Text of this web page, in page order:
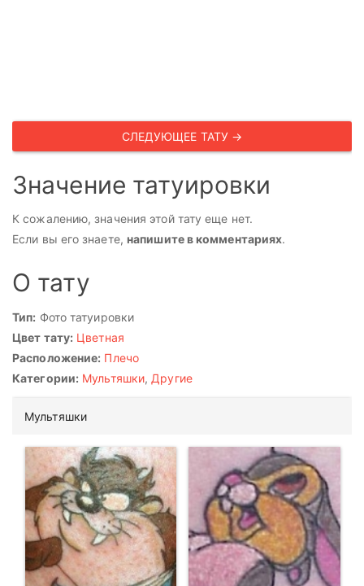
СЛЕДУЮЩЕЕ ТАТУ →
Значение татуировки
К сожалению, значения этой тату еще нет.
Если вы его знаете, напишите в комментариях.
О тату
Тип: Фото татуировки
Цвет тату: Цветная
Расположение: Плечо
Категории: Мультяшки, Другие
Мультяшки